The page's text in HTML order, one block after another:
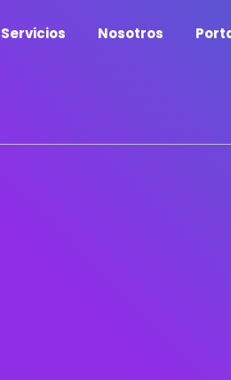
Servicios Nosotros